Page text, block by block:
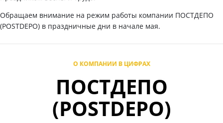
Обращаем внимание на режим работы компании ПОСТДЕПО
(POSTDEPO) в праздничные дни в начале мая.
О КОМПАНИИ В ЦИФРАХ
ПОСТДЕПО
(POSTDEPO)